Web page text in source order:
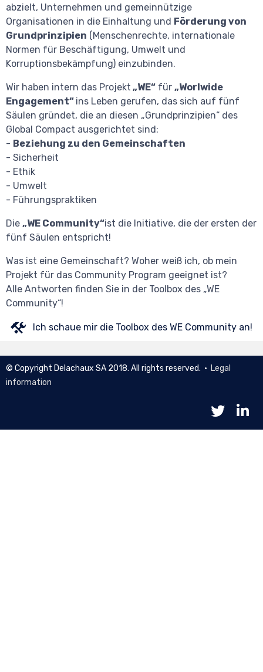
abzielt, Unternehmen und gemeinnützige
Organisationen in die Einhaltung und Förderung von
Grundprinzipien (Menschenrechte, internationale
Normen für Beschäftigung, Umwelt und
Korruptionsbekämpfung) einzubinden.
Wir haben intern das Projekt „WE“ für „Worlwide
Engagement“ ins Leben gerufen, das sich auf fünf
Säulen gründet, die an diesen „Grundprinzipien“ des
Global Compact ausgerichtet sind:
- Beziehung zu den Gemeinschaften
- Sicherheit
- Ethik
- Umwelt
- Führungspraktiken
Die „WE Community“ist die Initiative, die der ersten der
fünf Säulen entspricht!
Was ist eine Gemeinschaft? Woher weiß ich, ob mein
Projekt für das Community Program geeignet ist?
Alle Antworten finden Sie in der Toolbox des „WE
Community“!
Ich schaue mir die Toolbox des WE Community an!
© Copyright Delachaux SA 2018. All rights reserved. • Legal
information